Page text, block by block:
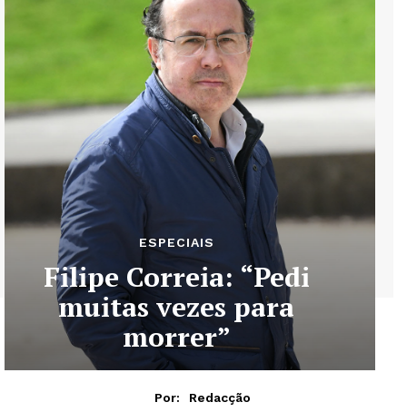
ESPECIAIS
Filipe Correia: “Pedi
muitas vezes para
morrer”
Por:
Redacção